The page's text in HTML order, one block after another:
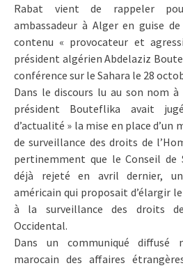
Rabat vient de rappeler
ambassadeur à Alger en guise
contenu « provocateur et
président algérien Abdelaziz
conférence sur le Sahara le 28
Dans le discours lu au son nom à
président Bouteflika avait
d’actualité » la mise en place
de surveillance des droits de
pertinemment que le Conseil de
déjà rejeté en avril dernier,
américain qui proposait d’élargir
à la surveillance des droits
Occidental.
Dans un communiqué diffusé
marocain des affaires